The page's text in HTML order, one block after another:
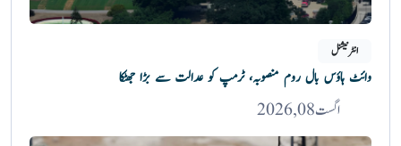
انٹرنیشنل
وائٹ ہاؤس بال روم منصوبہ، ٹرمپ کو عدالت سے بڑا جھٹکا
اگست 08, 2026